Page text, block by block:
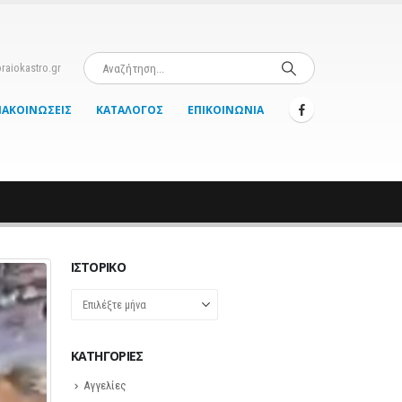
ΚΑΤΆΛΟΓΟΣ ΕΠΙΚΟΙΝΩΝΊΑ
ΙΣΤΟΡΙΚΌ
Ιστορικό
KΑΤΗΓΟΡΊΕΣ
Αγγελίες